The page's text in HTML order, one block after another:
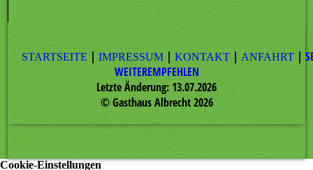
STARTSEITE |IMPRESSUM |KONTAKT |ANFAHRT |
WEITEREMPFEHLEN
Letzte Änderung: 13.07.2026
©Gasthaus Albrecht2026
Cookie-Einstellungen